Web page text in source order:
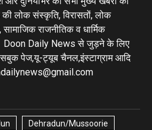
की लोक संस्कृति, विरासतों, लोक
राजनीतिक व धार्मिक
Doon Daily News से जुड़ने के लिए
पेज,यू-ट्यूब चैनल,इंस्टाग्राम आदि
Dehradun/Mussoorie